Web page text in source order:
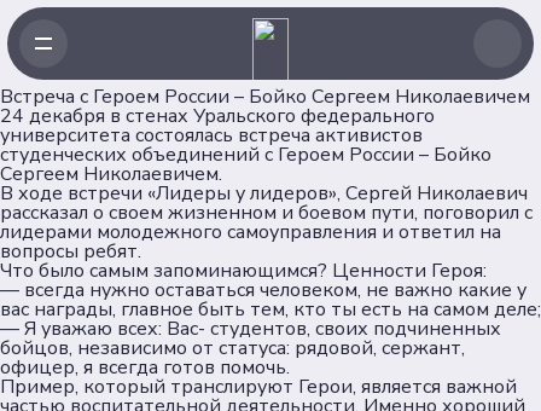
Встреча с Героем России – Бойко Сергеем Николаевичем
24 декабря в стенах Уральского федерального
университета состоялась встреча активистов
студенческих объединений с Героем России – Бойко
Сергеем Николаевичем.
В ходе встречи «Лидеры у лидеров», Сергей Николаевич
рассказал о своем жизненном и боевом пути, поговорил с
лидерами молодежного самоуправления и ответил на
вопросы ребят.
Что было самым запоминающимся? Ценности Героя:
— всегда нужно оставаться человеком, не важно какие у
вас награды, главное быть тем, кто ты есть на самом деле;
— Я уважаю всех: Вас- студентов, своих подчиненных
бойцов, независимо от статуса: рядовой, сержант,
офицер, я всегда готов помочь.
Пример, который транслируют Герои, является важной